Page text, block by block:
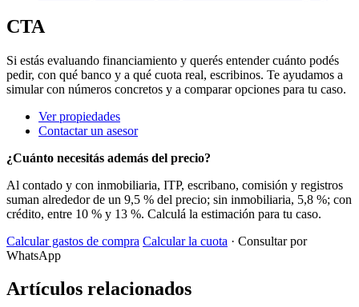
CTA
Si estás evaluando financiamiento y querés entender cuánto podés
pedir, con qué banco y a qué cuota real, escribinos. Te ayudamos a
simular con números concretos y a comparar opciones para tu caso.
Ver propiedades
Contactar un asesor
¿Cuánto necesitás además del precio?
Al contado y con inmobiliaria, ITP, escribano, comisión y registros
suman alrededor de un 9,5 % del precio; sin inmobiliaria, 5,8 %; con
crédito, entre 10 % y 13 %. Calculá la estimación para tu caso.
Calcular gastos de compra Calcular la cuota · Consultar por
WhatsApp
Artículos relacionados